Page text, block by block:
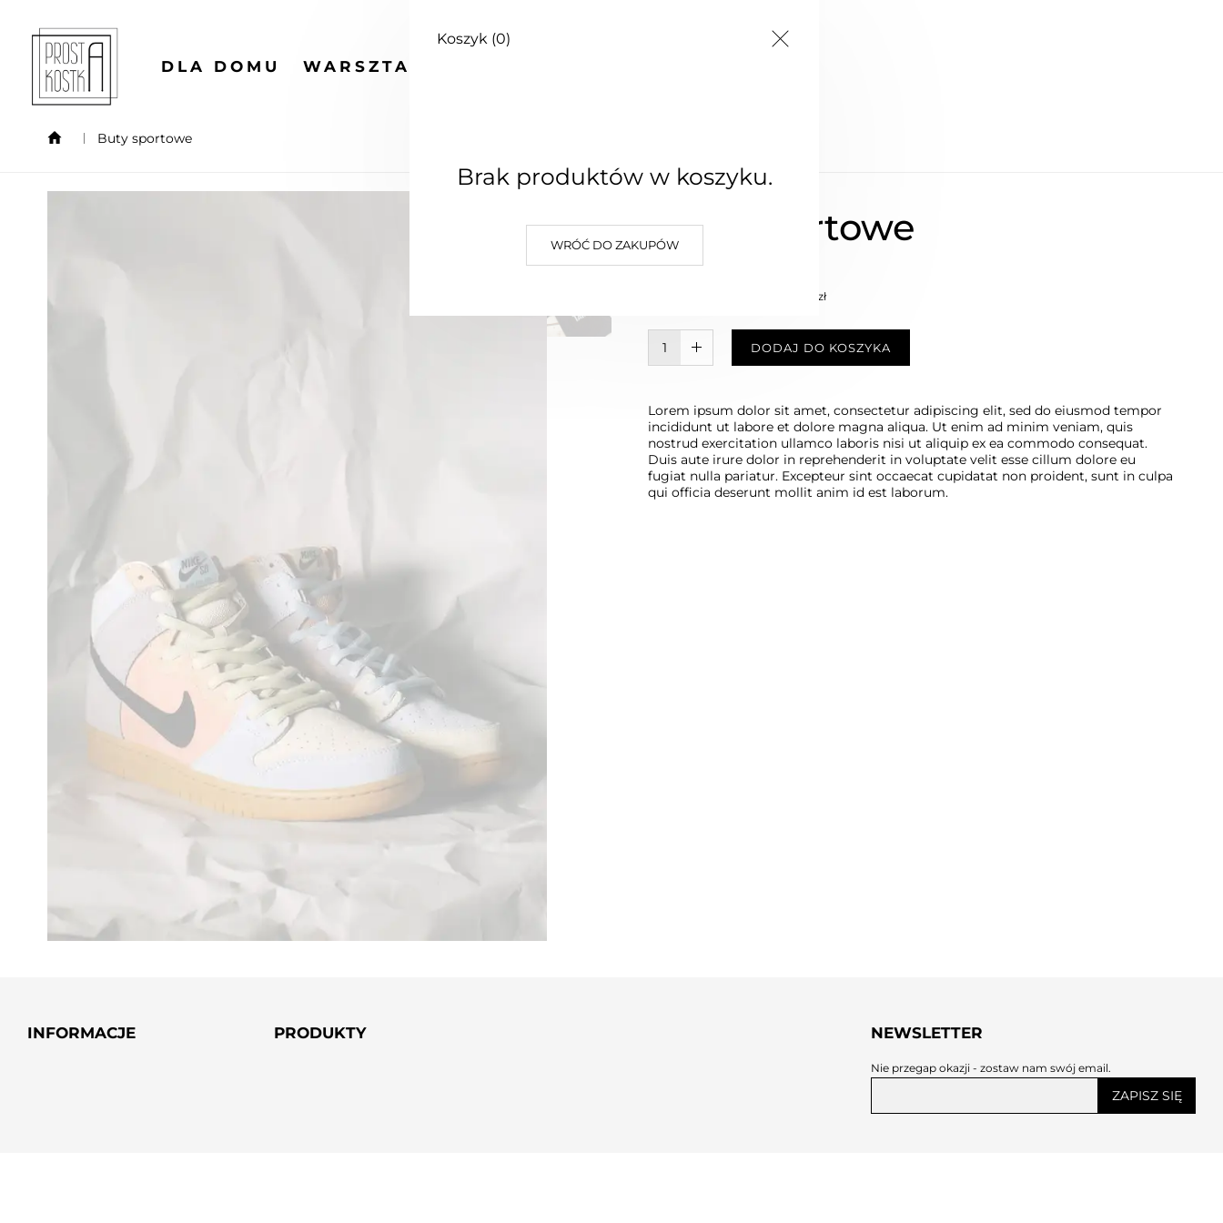
DLA DOMU WARSZTATY
Koszyk (0)
Brak produktów w koszyku.
WRÓĆ DO ZAKUPÓW
Buty sportowe
Buty sportowe
499,00 zł
Najniższa cena z 30 dni: 499,00 zł
W KOSZYKU :)DODAJ DO KOSZYKA
Lorem ipsum dolor sit amet, consectetur adipiscing elit, sed do eiusmod tempor
incididunt ut labore et dolore magna aliqua. Ut enim ad minim veniam, quis
nostrud exercitation ullamco laboris nisi ut aliquip ex ea commodo consequat.
Duis aute irure dolor in reprehenderit in voluptate velit esse cillum dolore eu
fugiat nulla pariatur. Excepteur sint occaecat cupidatat non proident, sunt in culpa
qui officia deserunt mollit anim id est laborum.
INFORMACJE PRODUKTY NEWSLETTER
Nie przegap okazji - zostaw nam swój email.
ZAPISZ SIĘ